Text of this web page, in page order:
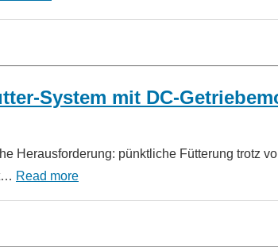
System mit DC-
Herausforderung: pünktliche Fütterung trotz
Read more